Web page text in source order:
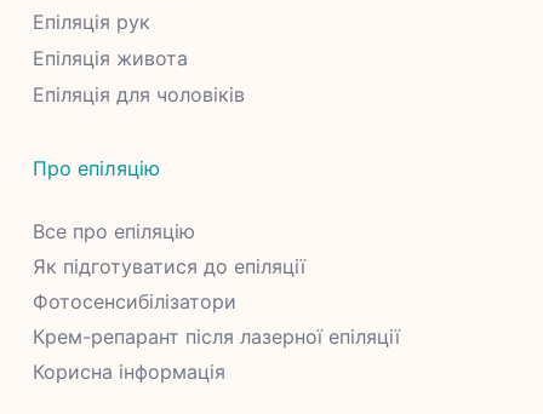
Епіляція рук
Епіляція живота
Епіляція для чоловіків
Про епіляцію
Все про епіляцію
Як підготуватися до епіляції
Фотосенсибілізатори
Крем-репарант після лазерної епіляції
Корисна інформація